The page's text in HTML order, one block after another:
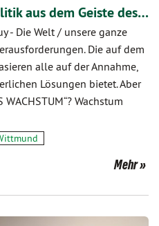
aus dem Geiste des…
- Die Welt / unsere ganze
Die auf dem
alle auf der Annahme,
Lösungen bietet. Aber
Wachstum
Mehr